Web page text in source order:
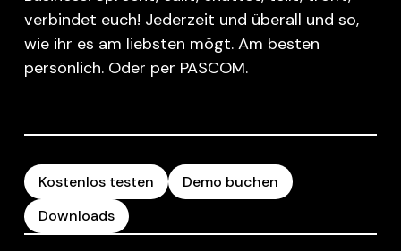
verbindet euch! Jederzeit und überall und so,
wie ihr es am liebsten mögt. Am besten
persönlich. Oder per PASCOM.
Kostenlos testen
Demo buchen
Downloads